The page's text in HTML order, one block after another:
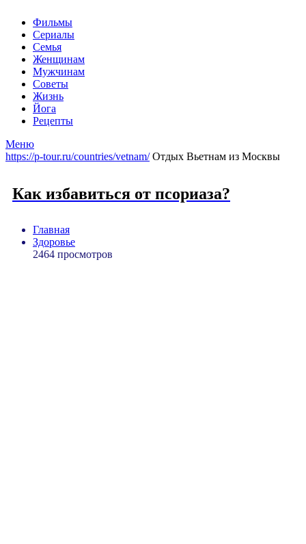
Фильмы
Сериалы
Семья
Женщинам
Мужчинам
Советы
Жизнь
Йога
Рецепты
Меню
https://p-tour.ru/countries/vetnam/Отдых Вьетнам из Москвы
Как избавиться от псориаза?
Главная
Здоровье
2464 просмотров